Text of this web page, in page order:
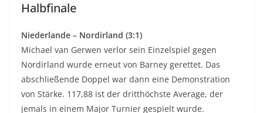
Halbfinale
Niederlande – Nordirland (3:1)
Michael van Gerwen verlor sein Einzelspiel gegen
Nordirland wurde erneut von Barney gerettet. Das
abschließende Doppel war dann eine Demonstration
von Stärke. 117,88 ist der dritthöchste Average, der
jemals in einem Major Turnier gespielt wurde.